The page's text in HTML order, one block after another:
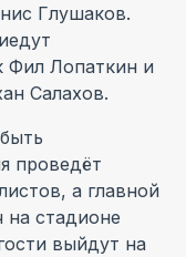
Глушаков.
Фил Лопаткин и
Салахов.
проведёт
а главной
на стадионе
выйдут на